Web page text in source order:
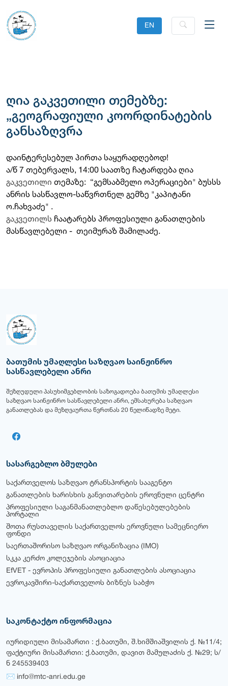
EN
ღია გაკვეთილი თემებზე:
„გეოგრაფიული კოორდინატების
განსაზღვრა
დაინტერესებულ პირთა საყურადღებოდ!
ა/წ 7 თებერვალს, 14:00 საათზე ჩატარდება ღია
გაკვეთილი თემაზე: “გემსაბმელი ოპერაციები" ბუსსს
ანრის სასწავლო-საწვრთნელ გემზე "კაპიტანი
ო.ჩახვაძე" .
გაკვეთილს ჩაატარებს პროფესიული განათლების
მასწავლებელი - თეიმურაზ შამილაძე.
ბათუმის უმაღლესი საზღვაო საინჟინრო
სასწავლებელი ანრი
შეზღუდული პასუხიმგებლობის საზოგადოება ბათუმის უმაღლესი
საზღვაო საინჟინრო სასწავლებელი ანრი, ემსახურება საზღვაო
განათლებას და მეზღვაურთა წვრთნას 20 წელიწადზე მეტი.
სასარგებლო ბმულები
საქართველოს საზღვაო ტრანსპორტის სააგენტო
განათლების ხარისხის განვითარების ეროვნული ცენტრი
პროფესიული საგანმანათლებლო დაწესებულებების
პორტალი
შოთა რუსთაველის საქართველოს ეროვნული სამეცნიერო
ფონდი
საერთაშორისო საზღვაო ორგანიზაცია (IMO)
სკკა კერძო კოლეჯების ასოციაცია
EfVET - ევროპის პროფესიული განათლების ასოციაცია
ევროკავშირი-საქართველოს ბიზნეს საბჭო
საკონტაქტო ინფორმაცია
იურიდიული მისამართი : ქ.ბათუმი, შ.ხიმშიაშვილის ქ. №11/4;
ფაქტიური მისამართი: ქ.ბათუმი, დავით მამულაძის ქ. №29; ს/
ნ 245539403
✉ info@mtc-anri.edu.ge